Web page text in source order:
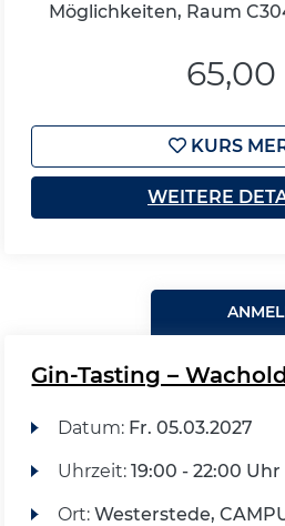
Möglichkeiten, Raum
KURS
WEITERE
Gin-Tasting –
Datum: Fr. 05.03.2027
Uhrzeit: 19:00 - 22:00 Uhr
Ort: Westerstede,